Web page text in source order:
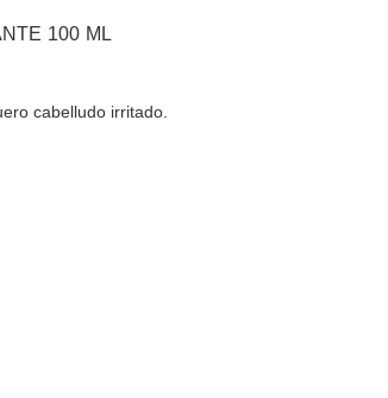
100 ML
cabelludo irritado.